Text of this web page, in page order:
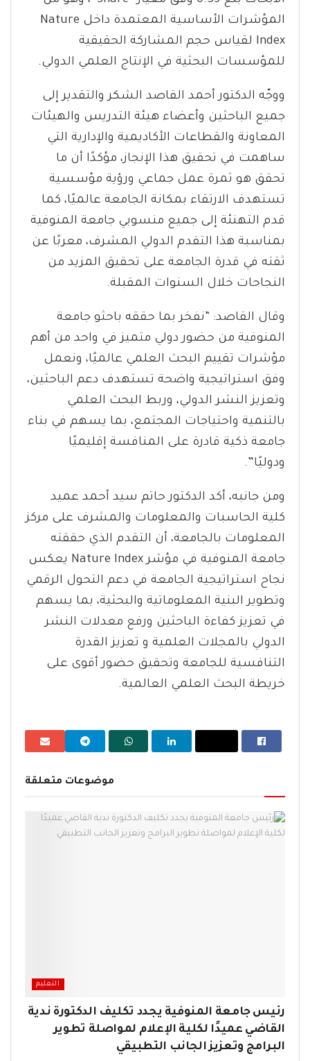
المؤشرات الأساسية المعتمدة داخل Nature
Index لقياس حجم المشاركة الحقيقية
للمؤسسات البحثية في الإنتاج العلمي الدولي.
ووجّه الدكتور أحمد القاصد الشكر والتقدير إلى
جميع الباحثين وأعضاء هيئة التدريس والهيئات
المعاونة والقطاعات الأكاديمية والإدارية التي
ساهمت في تحقيق هذا الإنجاز، مؤكدًا أن ما
تحقق هو ثمرة عمل جماعي ورؤية مؤسسية
تستهدف الارتقاء بمكانة الجامعة عالميًا، كما
قدم التهنئة إلى جميع منسوبي جامعة المنوفية
بمناسبة هذا التقدم الدولي المشرف، معربًا عن
ثقته في قدرة الجامعة على تحقيق المزيد من
النجاحات خلال السنوات المقبلة.
وقال القاصد: “نفخر بما حققه باحثو جامعة
المنوفية من حضور دولي متميز في واحد من أهم
مؤشرات تقييم البحث العلمي عالميًا، ونعمل
وفق استراتيجية واضحة تستهدف دعم الباحثين،
وتعزيز النشر الدولي، وربط البحث العلمي
بالتنمية واحتياجات المجتمع، بما يسهم في بناء
جامعة ذكية قادرة على المنافسة إقليميًا
ودوليًا”.
ومن جانبه، أكد الدكتور حاتم سيد أحمد عميد
كلية الحاسبات والمعلومات والمشرف على مركز
المعلومات بالجامعة، أن التقدم الذي حققته
جامعة المنوفية في مؤشر Nature Index يعكس
نجاح استراتيجية الجامعة في دعم التحول الرقمي
وتطوير البنية المعلوماتية والبحثية، بما يسهم
في تعزيز كفاءة الباحثين ورفع معدلات النشر
الدولي بالمجلات العلمية و تعزيز القدرة
التنافسية للجامعة وتحقيق حضور أقوى على
خريطة البحث العلمي العالمية.
موضوعات متعلقة
التعليم
رئيس جامعة المنوفية يجدد تكليف الدكتورة ندية
القاضي عميدًا لكلية الإعلام لمواصلة تطوير
البرامج وتعزيز الجانب التطبيقي